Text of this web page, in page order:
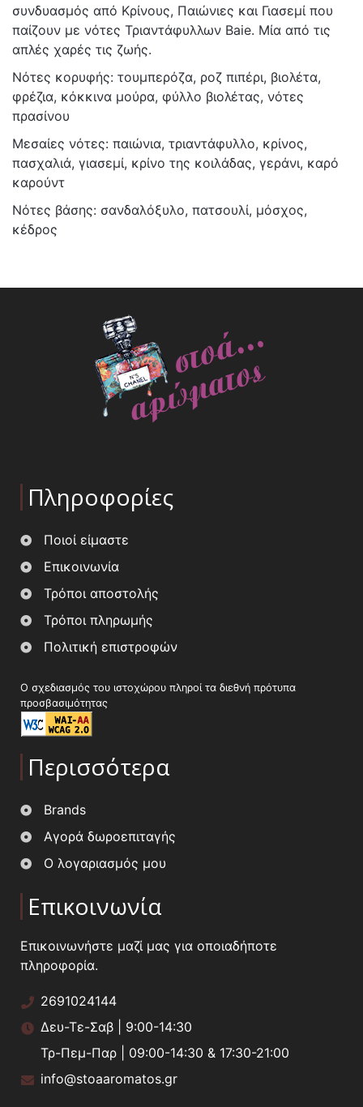
συνδυασμός από Κρίνους, Παιώνιες και Γιασεμί που
παίζουν με νότες Τριαντάφυλλων Baie. Μία από τις
απλές χαρές τις ζωής.
Νότες κορυφής: τουμπερόζα, ροζ πιπέρι, βιολέτα,
φρέζια, κόκκινα μούρα, φύλλο βιολέτας, νότες
πρασίνου
Μεσαίες νότες: παιώνια, τριαντάφυλλο, κρίνος,
πασχαλιά, γιασεμί, κρίνο της κοιλάδας, γεράνι, καρό
καρούντ
Νότες βάσης: σανδαλόξυλο, πατσουλί, μόσχος,
κέδρος
Πληροφορίες
Ποιοί είμαστε
Επικοινωνία
Τρόποι αποστολής
Τρόποι πληρωμής
Πολιτική επιστροφών
Ο σχεδιασμός του ιστοχώρου πληροί τα διεθνή πρότυπα
προσβασιμότητας
Περισσότερα
Brands
Αγορά δωροεπιταγής
Ο λογαριασμός μου
Επικοινωνία
Επικοινωνήστε μαζί μας για οποιαδήποτε
πληροφορία.
2691024144
Δευ-Τε-Σαβ | 9:00-14:30
Τρ-Πεμ-Παρ | 09:00-14:30 & 17:30-21:00
info@stoaaromatos.gr